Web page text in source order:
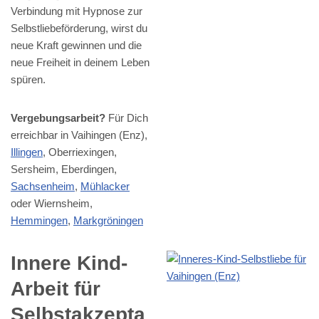
Verbindung mit Hypnose zur
Selbstliebeförderung, wirst du
neue Kraft gewinnen und die
neue Freiheit in deinem Leben
spüren.
Vergebungsarbeit? Für Dich
erreichbar in Vaihingen (Enz),
Illingen, Oberriexingen,
Sersheim, Eberdingen,
Sachsenheim, Mühlacker
oder Wiernsheim,
Hemmingen, Markgröningen
Innere Kind-
Arbeit für
Selbstakzepta